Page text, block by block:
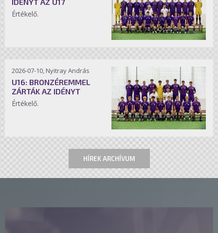
Értékelő.
2026-07-10, Nyitray András
U16: BRONZÉREMMEL
ZÁRTÁK AZ IDÉNYT
Értékelő.
HÍREK ARCHÍVUM